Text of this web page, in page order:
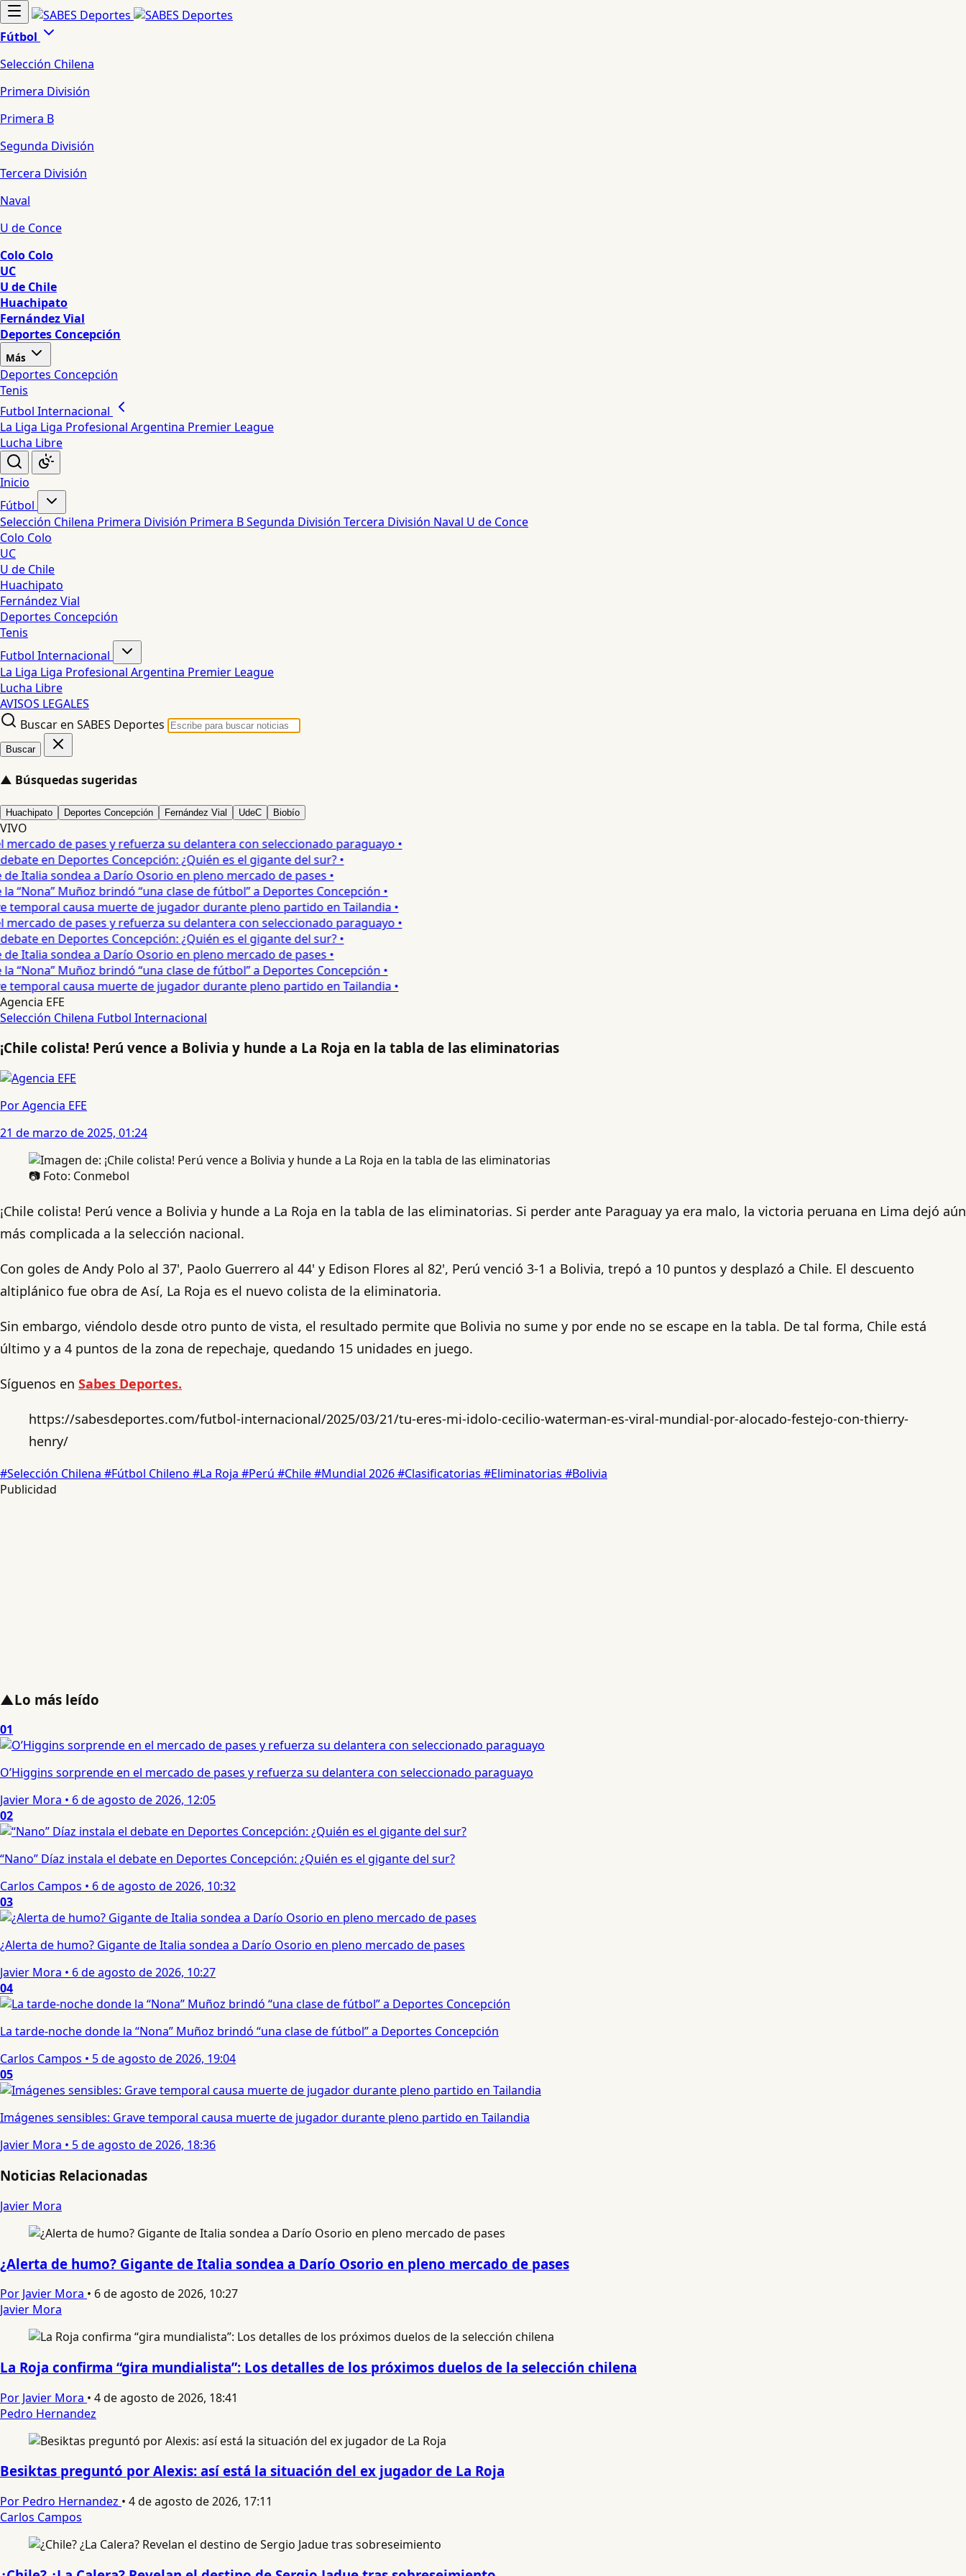
Fútbol
Selección Chilena
Primera División
Primera B
Segunda División
Tercera División
Naval
U de Conce
Colo Colo
UC
U de Chile
Huachipato
Fernández Vial
Deportes Concepción
Más
Deportes Concepción
Tenis
Futbol Internacional
La Liga Liga Profesional Argentina Premier League
Lucha Libre
Inicio
Fútbol
Selección Chilena Primera División Primera BSegunda División Tercera División Naval U de Conce
Colo Colo
UC
U de Chile
Huachipato
Fernández Vial
Deportes Concepción
Tenis
Futbol Internacional
La Liga Liga Profesional Argentina Premier League
Lucha Libre
AVISOS LEGALES
Buscar en SABES Deportes
Buscar
▲ Búsquedas sugeridas
Huachipato Deportes Concepción Fernández Vial UdeC Biobío
VIVO
de pases y refuerza su delantera con seleccionado paraguayo •
en Deportes Concepción: ¿Quién es el gigante del sur? •
Italia sondea a Darío Osorio en pleno mercado de pases •
Muñoz brindó “una clase de fútbol” a Deportes Concepción •
causa muerte de jugador durante pleno partido en Tailandia •
de pases y refuerza su delantera con seleccionado paraguayo •
en Deportes Concepción: ¿Quién es el gigante del sur? •
Italia sondea a Darío Osorio en pleno mercado de pases •
Muñoz brindó “una clase de fútbol” a Deportes Concepción •
causa muerte de jugador durante pleno partido en Tailandia •
Agencia EFE
Selección Chilena Futbol Internacional
¡Chile colista! Perú vence a Bolivia y hunde a La Roja en la tabla de las eliminatorias
Por Agencia EFE
21 de marzo de 2025, 01:24
📷 Foto: Conmebol
¡Chile colista! Perú vence a Bolivia y hunde a La Roja en la tabla de las eliminatorias. Si perder ante Paraguay ya era malo, la victoria peruana en Lima dejó aún
más complicada a la selección nacional.
Con goles de Andy Polo al 37', Paolo Guerrero al 44' y Edison Flores al 82', Perú venció 3-1 a Bolivia, trepó a 10 puntos y desplazó a Chile. El descuento
altiplánico fue obra de Así, La Roja es el nuevo colista de la eliminatoria.
Sin embargo, viéndolo desde otro punto de vista, el resultado permite que Bolivia no sume y por ende no se escape en la tabla. De tal forma, Chile está
último y a 4 puntos de la zona de repechaje, quedando 15 unidades en juego.
Síguenos en Sabes Deportes.
https://sabesdeportes.com/futbol-internacional/2025/03/21/tu-eres-mi-idolo-cecilio-waterman-es-viral-mundial-por-alocado-festejo-con-thierry-
henry/
#Selección Chilena #Fútbol Chileno #La Roja #Perú #Chile#Mundial 2026#Clasificatorias #Eliminatorias #Bolivia
Publicidad
▲Lo más leído
01
O’Higgins sorprende en el mercado de pases y refuerza su delantera con seleccionado paraguayo
Javier Mora • 6 de agosto de 2026, 12:05
02
“Nano” Díaz instala el debate en Deportes Concepción: ¿Quién es el gigante del sur?
Carlos Campos • 6 de agosto de 2026, 10:32
03
¿Alerta de humo? Gigante de Italia sondea a Darío Osorio en pleno mercado de pases
Javier Mora • 6 de agosto de 2026, 10:27
04
La tarde-noche donde la “Nona” Muñoz brindó “una clase de fútbol” a Deportes Concepción
Carlos Campos • 5 de agosto de 2026, 19:04
05
Imágenes sensibles: Grave temporal causa muerte de jugador durante pleno partido en Tailandia
Javier Mora • 5 de agosto de 2026, 18:36
Noticias Relacionadas
Javier Mora
¿Alerta de humo? Gigante de Italia sondea a Darío Osorio en pleno mercado de pases
Por Javier Mora • 6 de agosto de 2026, 10:27
Javier Mora
La Roja confirma “gira mundialista”: Los detalles de los próximos duelos de la selección chilena
Por Javier Mora • 4 de agosto de 2026, 18:41
Pedro Hernandez
Besiktas preguntó por Alexis: así está la situación del ex jugador de La Roja
Por Pedro Hernandez • 4 de agosto de 2026, 17:11
Carlos Campos